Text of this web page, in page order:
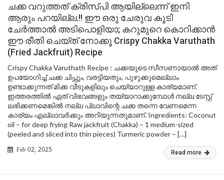
ചക്ക വറുത്തത് ക്രിസ്പി ആയില്ലെന്ന് ഇനി
ആരും പറയില്ല.!! ഈ ഒരു ചേരുവ കൂടി
ചേർത്താൽ അടിപൊളിയാ; കറുമുറെ കൊറിക്കാൻ
ഈ രീതി ചെയ്ത് നോക്കൂ Crispy Chakka Varuthath
(Fried Jackfruit) Recipe
Crispy Chakka Varuthath Recipe : ചക്കയുടെ സീസണായാൽ അത്
ഉപയോഗിച്ച് ചക്ക ചിപ്സും, വരട്ടിയതും, പുഴുക്കുമെല്ലാം
ഉണ്ടാക്കുന്നത് മിക്ക വീടുകളിലും ചെയ്യാറുള്ള കാര്യമാണ്.
ഇത്തരത്തിൽ ഏത് വിഭവങ്ങളും തയ്യാറാക്കുമ്പോൾ നല്ല ടേസ്റ്റ്
ലഭിക്കണമെങ്കിൽ നല്ല പ്ലാവിന്റെ ചക്ക തന്നെ വേണമെന്ന
കാര്യം എല്ലാവർക്കും അറിയുന്നതുമാണ്. Ingredients: Coconut
oil – for deep frying Raw jackfruit (Chakka) – 1 medium-sized
(peeled and sliced into thin pieces) Turmeric powder – […]
Feb 02, 2025 Read more